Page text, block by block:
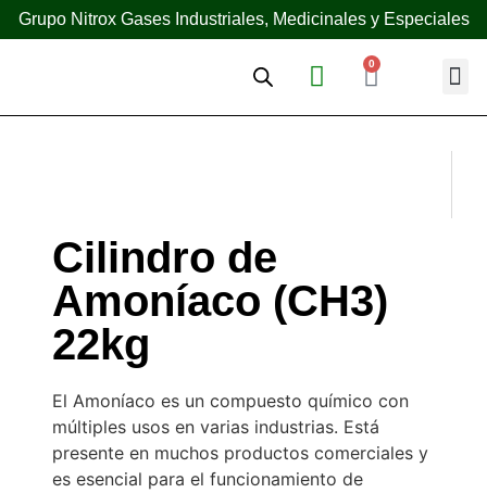
Grupo Nitrox Gases Industriales, Medicinales y Especiales
0
Cilindro de
Amoníaco (CH3)
22kg
El Amoníaco es un compuesto químico con
múltiples usos en varias industrias. Está
presente en muchos productos comerciales y
es esencial para el funcionamiento de